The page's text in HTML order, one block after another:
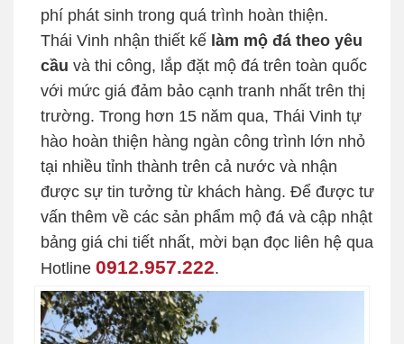
phí phát sinh trong quá trình hoàn thiện.
Thái Vinh nhận thiết kế làm mộ đá theo yêu
cầu và thi công, lắp đặt mộ đá trên toàn quốc
với mức giá đảm bảo cạnh tranh nhất trên thị
trường. Trong hơn 15 năm qua, Thái Vinh tự
hào hoàn thiện hàng ngàn công trình lớn nhỏ
tại nhiều tỉnh thành trên cả nước và nhận
được sự tin tưởng từ khách hàng. Để được tư
vấn thêm về các sản phẩm mộ đá và cập nhật
bảng giá chi tiết nhất, mời bạn đọc liên hệ qua
Hotline 0912.957.222.